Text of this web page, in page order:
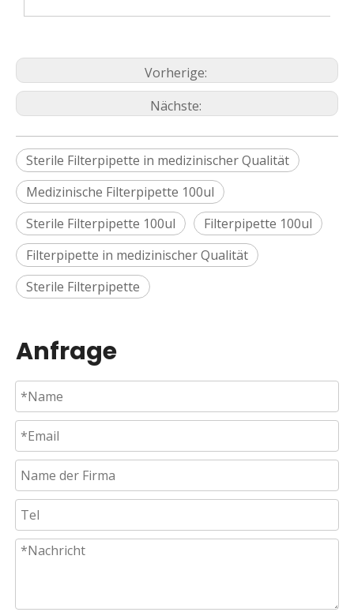
Vorherige:
Nächste:
Sterile Filterpipette in medizinischer Qualität
Medizinische Filterpipette 100ul
Sterile Filterpipette 100ul
Filterpipette 100ul
Filterpipette in medizinischer Qualität
Sterile Filterpipette
Anfrage